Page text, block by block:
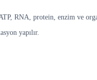
RNA, protein, enzim ve
yapılır.